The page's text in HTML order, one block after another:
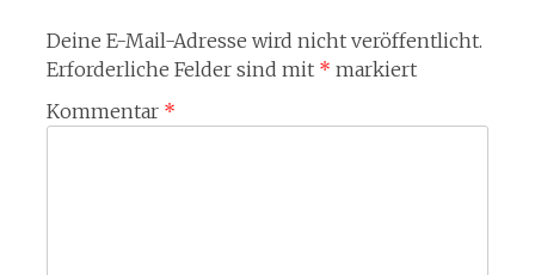
Deine E-Mail-Adresse wird nicht veröffentlicht.
Erforderliche Felder sind mit * markiert
Kommentar *